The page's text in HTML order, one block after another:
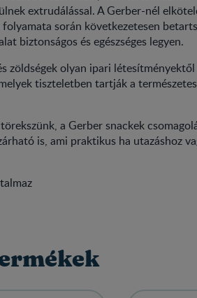
extrudálással. A Gerber-nél
során következetesen
biztonságos és egészséges legyen.
zöldségek olyan ipari létesítményektől
tiszteletben tartják a természetes
a Gerber snackek
is, ami praktikus ha utazáshoz